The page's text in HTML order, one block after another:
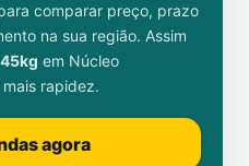
comparar preço, prazo
na sua região. Assim
em Núcleo
rapidez.
agora